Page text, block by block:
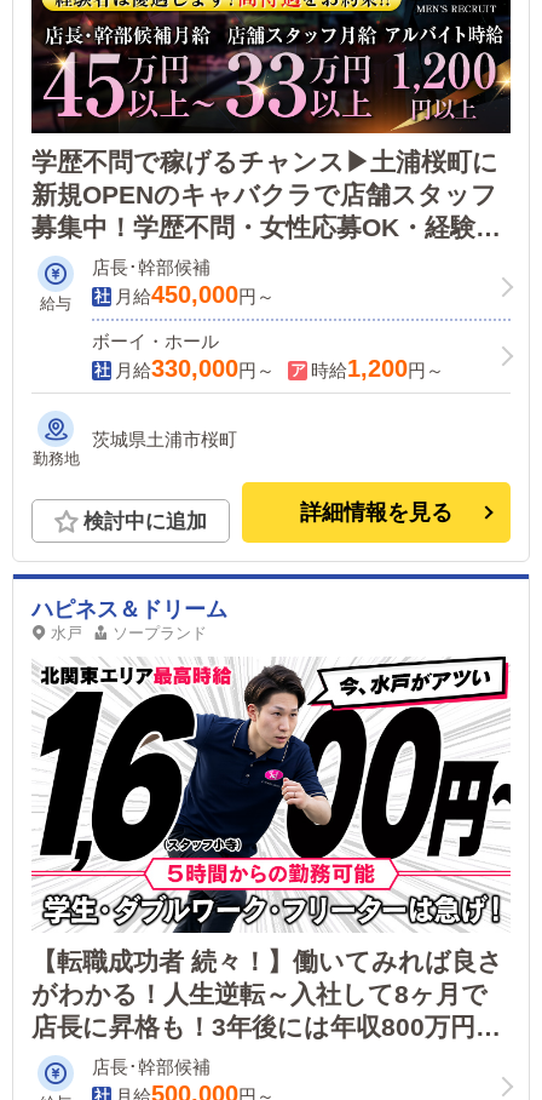
学歴不問で稼げるチャンス▶土浦桜町に
新規OPENのキャバクラで店舗スタッフ
募集中！学歴不問・女性応募OK・経験者
は高待遇！
給与
店長･幹部候補
月給450,000円～
ボーイ・ホール
月給330,000円～ 時給1,200円～
勤務地
茨城県土浦市桜町
検討中に追加 詳細情報を見る
ハピネス＆ドリーム
水戸 ソープランド
【転職成功者 続々！】働いてみれば良さ
がわかる！人生逆転～入社して8ヶ月で
店長に昇格も！3年後には年収800万円以
上だって目指せます！
店長･幹部候補
500,000